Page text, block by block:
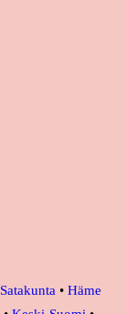
Satakunta • Häme